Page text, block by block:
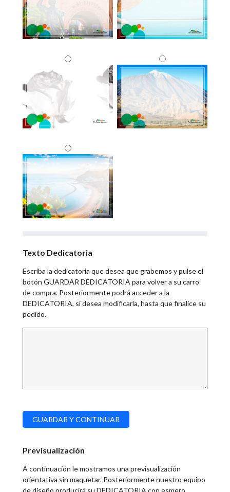
Texto Dedicatoria
Escriba la dedicatoria que desea que grabemos y pulse el
botón GUARDAR DEDICATORIA para volver a su carro
de compra. Posteriormente podrá acceder a la
DEDICATORIA, si desea modificarla, hasta que finalice su
pedido.
Previsualización
A continuación le mostramos una previsualización
orientativa sin maquetar. Posteriormente nuestro equipo
de diseño producirá su DEDICATORIA con esmero,